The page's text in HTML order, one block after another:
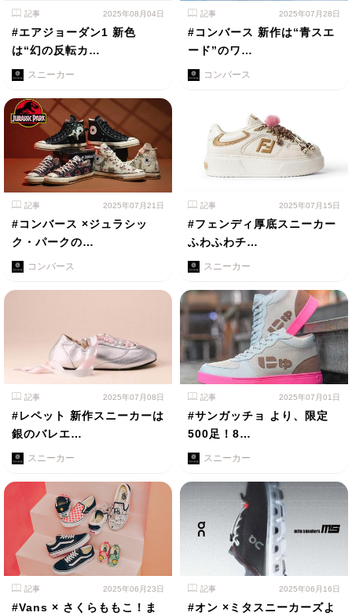
記事 2025年08月04日
#エアジョーダン1 新色
は“幻の反転カ…
スニーカー
記事 2025年07月28日
#コンバース 新作は“青スエ
ード”のワ…
コンバース
記事 2025年07月21日
#コンバース ×ジュラシッ
ク・パークの…
コンバース
記事 2025年07月15日
#フェンディ厚底スニーカー
ふわふわチ…
スニーカー
記事 2025年07月08日
#レペット 新作スニーカーは
銀のバレエ…
スニーカー
記事 2025年07月01日
#サンガッチョ より、限定
500足！8…
スニーカー
記事 2025年06月23日
#Vans × さくらももこ！ま
記事 2025年06月16日
#オン ×ミタスニーカーズよ